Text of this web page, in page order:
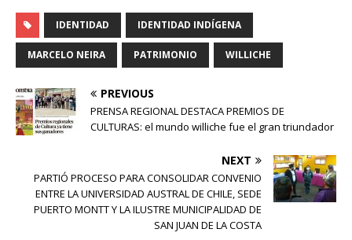
IDENTIDAD IDENTIDAD INDÍGENA
MARCELO NEIRA PATRIMONIO WILLICHE
PREVIOUS
PRENSA REGIONAL DESTACA PREMIOS DE
CULTURAS: el mundo williche fue el gran triundador
NEXT
PARTIÓ PROCESO PARA CONSOLIDAR CONVENIO
ENTRE LA UNIVERSIDAD AUSTRAL DE CHILE, SEDE
PUERTO MONTT Y LA ILUSTRE MUNICIPALIDAD DE
SAN JUAN DE LA COSTA